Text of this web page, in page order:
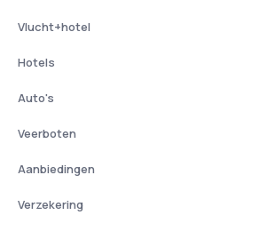
Vlucht+hotel
Hotels
Auto's
Veerboten
Aanbiedingen
Verzekering